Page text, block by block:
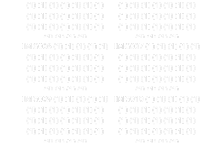
(1) (1) (1) (1) (1) (1) (1)
(1) (1) (1) (1) (1) (1) (1)
(1) (1) (1) (1) (1) (1) (1)
(1) (1) (1) (1)
(1) (1) (1) (1) (1) (1) (1)
(1) (1) (1) (1) (1) (1) (1)
(1) (1) (1) (1) (1) (1) (1)
(1) (1) (1) (1)
IMG006 (1) (1) (1) (1) (1)
(1) (1) (1) (1) (1) (1) (1)
(1) (1) (1) (1) (1) (1) (1)
(1) (1) (1) (1) (1) (1) (1)
(1) (1) (1) (1)
IMG007 (1) (1) (1) (1) (1)
(1) (1) (1) (1) (1) (1) (1)
(1) (1) (1) (1) (1) (1) (1)
(1) (1) (1) (1) (1) (1) (1)
(1) (1) (1) (1)
IMG009 (1) (1) (1) (1) (1)
(1) (1) (1) (1) (1) (1) (1)
(1) (1) (1) (1) (1) (1) (1)
(1) (1) (1) (1) (1) (1) (1)
IMG010 (1) (1) (1) (1) (1)
(1) (1) (1) (1) (1) (1) (1)
(1) (1) (1) (1) (1) (1) (1)
(1) (1) (1) (1) (1) (1) (1)